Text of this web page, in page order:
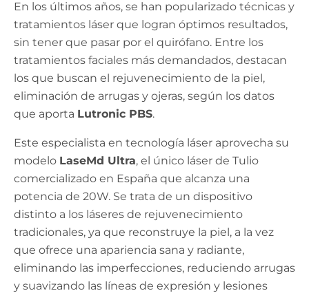
En los últimos años, se han popularizado técnicas y
tratamientos láser que logran óptimos resultados,
sin tener que pasar por el quirófano. Entre los
tratamientos faciales más demandados, destacan
los que buscan el rejuvenecimiento de la piel,
eliminación de arrugas y ojeras, según los datos
que aporta Lutronic PBS.
Este especialista en tecnología láser aprovecha su
modelo LaseMd Ultra, el único láser de Tulio
comercializado en España que alcanza una
potencia de 20W. Se trata de un dispositivo
distinto a los láseres de rejuvenecimiento
tradicionales, ya que reconstruye la piel, a la vez
que ofrece una apariencia sana y radiante,
eliminando las imperfecciones, reduciendo arrugas
y suavizando las líneas de expresión y lesiones